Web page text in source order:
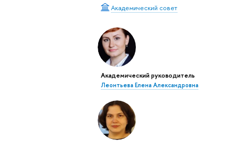
Академический совет
Академический руководитель
Леонтьева Елена Александровна